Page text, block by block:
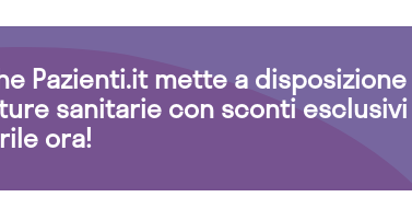
Pazienti.it mette a
sanitarie con sconti
ora!